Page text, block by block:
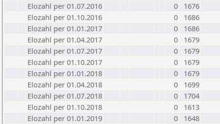
Elozahl per 01.07.2016
0
1676
Elozahl per 01.10.2016
0
1686
Elozahl per 01.01.2017
0
1686
Elozahl per 01.04.2017
0
1679
Elozahl per 01.07.2017
0
1679
Elozahl per 01.10.2017
0
1679
Elozahl per 01.01.2018
0
1679
Elozahl per 01.04.2018
0
1699
Elozahl per 01.07.2018
0
1704
Elozahl per 01.10.2018
0
1613
Elozahl per 01.01.2019
0
1648